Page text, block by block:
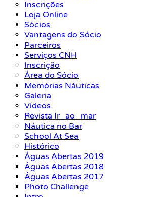
Inscrições
Loja Online
Sócios
Vantagens do Sócio
Parceiros
Serviços CNH
Inscrição
Área do Sócio
Memórias Náuticas
Galeria
Vídeos
Revista Ir_ao_mar
Náutica no Bar
School At Sea
Histórico
Águas Abertas 2019
Águas Abertas 2018
Águas Abertas 2017
Photo Challenge